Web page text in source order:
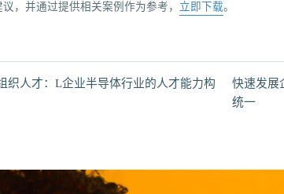
，并通过提供相关案例作为参考， 立即下载。
织人才：L企业半导体行业的人才能力构
快速发展
统一